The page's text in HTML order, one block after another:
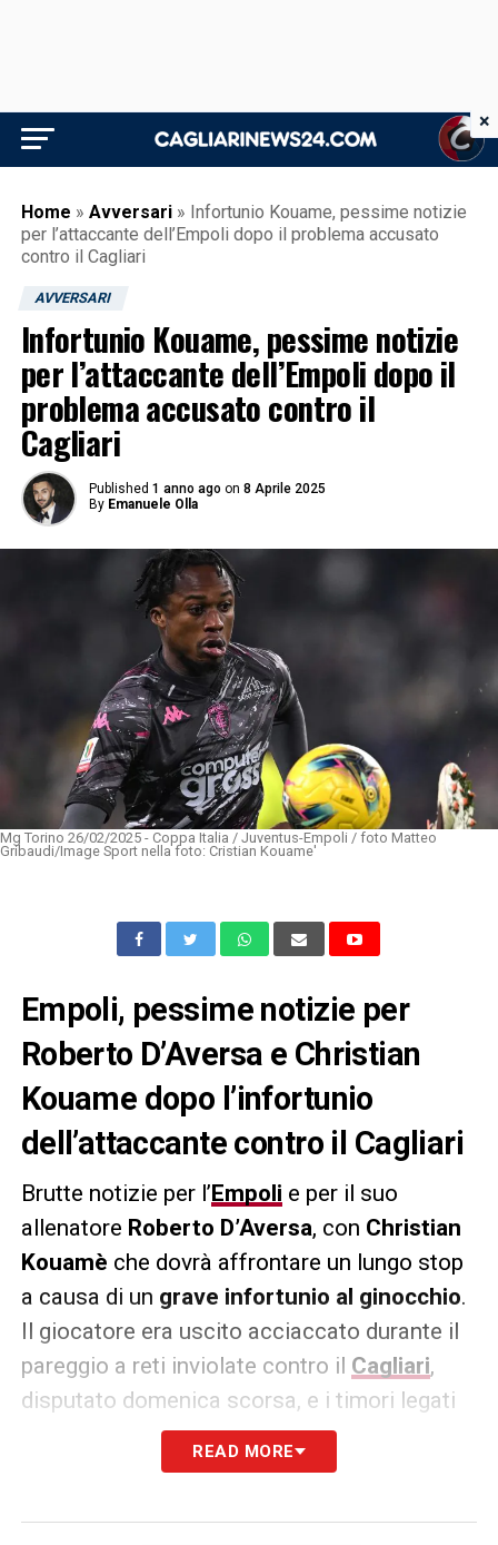
Home » Avversari » Infortunio Kouame, pessime notizie
per l’attaccante dell’Empoli dopo il problema accusato
contro il Cagliari
AVVERSARI
Infortunio Kouame, pessime notizie
per l’attaccante dell’Empoli dopo il
problema accusato contro il
Cagliari
Published 1 anno ago on 8 Aprile 2025
By Emanuele Olla
Mg Torino 26/02/2025 - Coppa Italia / Juventus-Empoli / foto Matteo
Gribaudi/Image Sport nella foto: Cristian Kouame'
Empoli, pessime notizie per
Roberto D’Aversa e Christian
Kouame dopo l’infortunio
dell’attaccante contro il Cagliari
Brutte notizie per l’Empoli e per il suo
allenatore Roberto D’Aversa, con Christian
Kouamè che dovrà affrontare un lungo stop
a causa di un grave infortunio al ginocchio.
Il giocatore era uscito acciaccato durante il
pareggio a reti inviolate contro il Cagliari,
disputato domenica scorsa, e i timori legati
alla sua condizione sono stati purtroppo
confermati. Di seguito il comunicato del club.
«Empoli Football Club comunica che gli
READ MORE
×